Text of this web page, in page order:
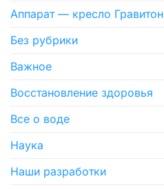
Аппарат — кресло Гравитон
Без рубрики
Важное
Восстановление здоровья
Все о воде
Наука
Наши разработки